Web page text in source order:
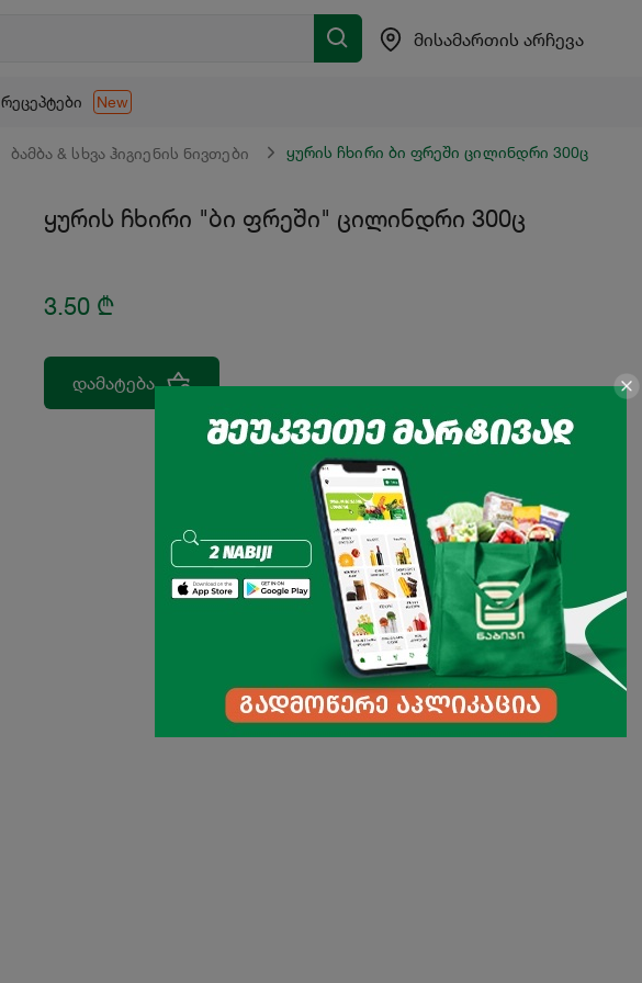
მისამართის არჩევა
რეცეპტები New
ბამბა & სხვა ჰიგიენის ნივთები ყურის ჩხირი ბი ფრეში ცილინდრი 300ც
ყურის ჩხირი "ბი ფრეში" ცილინდრი 300ც
3.50 ₾
დამატება